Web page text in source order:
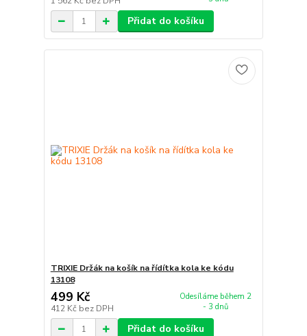
Přidat do košíku
TRIXIE Držák na košík na řídítka kola ke kódu
13108
499 Kč
412 Kč bez DPH
Odesíláme během 2
- 3 dnů
Přidat do košíku